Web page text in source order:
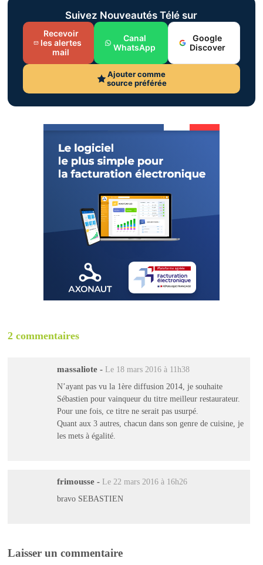
Suivez Nouveautés Télé sur
Recevoir
les alertes
mail
Canal
WhatsApp
Google
Discover
Ajouter comme
source préférée
2 commentaires
massaliote - Le 18 mars 2016 à 11h38
N’ayant pas vu la 1ère diffusion 2014, je souhaite
Sébastien pour vainqueur du titre meilleur restaurateur.
Pour une fois, ce titre ne serait pas usurpé.
Quant aux 3 autres, chacun dans son genre de cuisine, je
les mets à égalité.
frimousse - Le 22 mars 2016 à 16h26
bravo SEBASTIEN
Laisser un commentaire